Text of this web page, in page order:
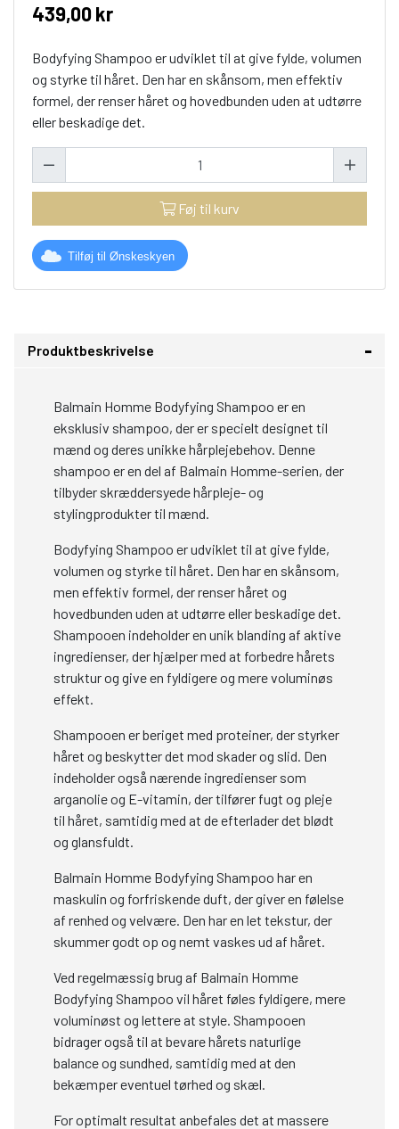
439,00 kr
Bodyfying Shampoo er udviklet til at give fylde, volumen
og styrke til håret. Den har en skånsom, men effektiv
formel, der renser håret og hovedbunden uden at udtørre
eller beskadige det.
Føj til kurv
Tilføj til Ønskeskyen
Produktbeskrivelse
Balmain Homme Bodyfying Shampoo er en
eksklusiv shampoo, der er specielt designet til
mænd og deres unikke hårplejebehov. Denne
shampoo er en del af Balmain Homme-serien, der
tilbyder skræddersyede hårpleje- og
stylingprodukter til mænd.
Bodyfying Shampoo er udviklet til at give fylde,
volumen og styrke til håret. Den har en skånsom,
men effektiv formel, der renser håret og
hovedbunden uden at udtørre eller beskadige det.
Shampooen indeholder en unik blanding af aktive
ingredienser, der hjælper med at forbedre hårets
struktur og give en fyldigere og mere voluminøs
effekt.
Shampooen er beriget med proteiner, der styrker
håret og beskytter det mod skader og slid. Den
indeholder også nærende ingredienser som
arganolie og E-vitamin, der tilfører fugt og pleje
til håret, samtidig med at de efterlader det blødt
og glansfuldt.
Balmain Homme Bodyfying Shampoo har en
maskulin og forfriskende duft, der giver en følelse
af renhed og velvære. Den har en let tekstur, der
skummer godt op og nemt vaskes ud af håret.
Ved regelmæssig brug af Balmain Homme
Bodyfying Shampoo vil håret føles fyldigere, mere
voluminøst og lettere at style. Shampooen
bidrager også til at bevare hårets naturlige
balance og sundhed, samtidig med at den
bekæmper eventuel tørhed og skæl.
For optimalt resultat anbefales det at massere